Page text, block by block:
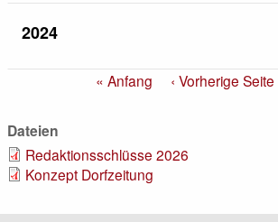
2024
Seitennummerierung
Erste
« Anfang
Vorherige
‹ Vorherige Seite
Dateien
Redaktionsschlüsse 2026
Konzept Dorfzeitung